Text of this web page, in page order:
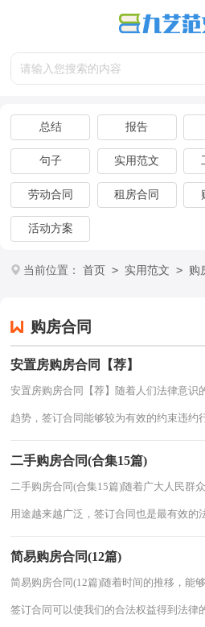
总结 报告
句子 实用范文
劳动合同 租房合同
活动方案
当前位置： 首页 > 实用范文 > 购
购房合同
安置房购房合同【荐】
安置房购房合同【荐】随着人们法律意识
趋势，签订合同能够较为有效的约束违约
必这让大家都很苦恼吧，下面是小编整理
二手购房合同(合集15篇)
二手购房合同(合集15篇)随着广大人民群
用途越来越广泛，签订合同也是最有效的
同的时候需要注意什么问题呢？下面是小
简易购房合同(12篇)
简易购房合同(12篇)随着时间的推移，能
签订合同可以使我们的合法权益得到法律